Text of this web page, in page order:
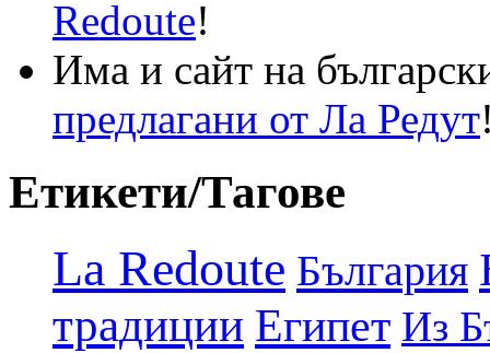
Redoute!
Има и сайт на
предлагани от Ла Редут
Етикети/Тагове
La Redoute България
традиции Египет Из